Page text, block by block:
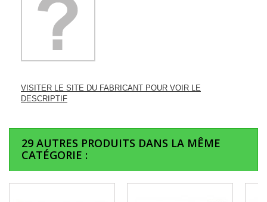
VISITER LE SITE DU FABRICANT POUR VOIR LE
DESCRIPTIF
29 AUTRES PRODUITS DANS LA MÊME
CATÉGORIE :